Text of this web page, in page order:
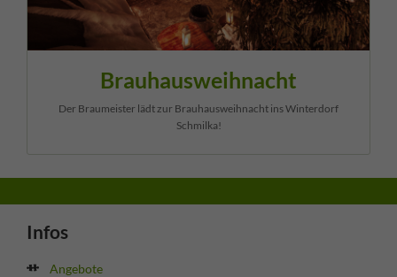
Brauhausweihnacht
Der Braumeister lädt zur Brauhausweihnacht ins Winterdorf
Schmilka!
Infos
Angebote